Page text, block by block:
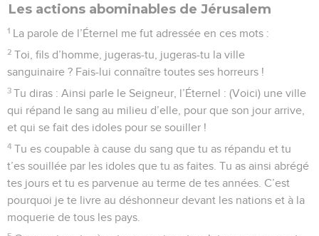
Les actions abominables de Jérusalem
1 La parole de l’Éternel me fut adressée en ces mots :
2 Toi, fils d’homme, jugeras-tu, jugeras-tu la ville
sanguinaire ? Fais-lui connaître toutes ses horreurs !
3 Tu diras : Ainsi parle le Seigneur, l’Éternel : (Voici) une ville
qui répand le sang au milieu d’elle, pour que son jour arrive,
et qui se fait des idoles pour se souiller !
4 Tu es coupable à cause du sang que tu as répandu et tu
t’es souillée par les idoles que tu as faites. Tu as ainsi abrégé
tes jours et tu es parvenue au terme de tes années. C’est
pourquoi je te livre au déshonneur devant les nations et à la
moquerie de tous les pays.